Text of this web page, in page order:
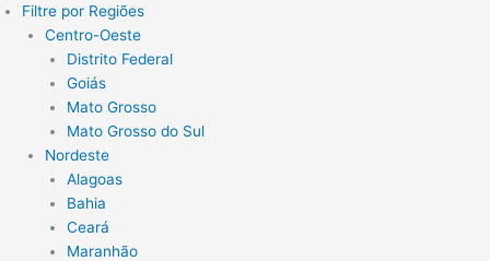
Filtre por Regiões
Centro-Oeste
Distrito Federal
Goiás
Mato Grosso
Mato Grosso do Sul
Nordeste
Alagoas
Bahia
Ceará
Maranhão